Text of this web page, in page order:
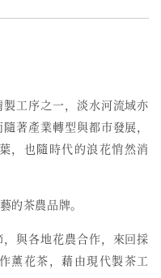
工序之一， 淡水河流域亦
隨著產業轉型與都市發展，
，也隨時代的浪花悄然消
的茶農品牌。
與各地花農合作，來回採
薰花茶，藉由現代製茶工